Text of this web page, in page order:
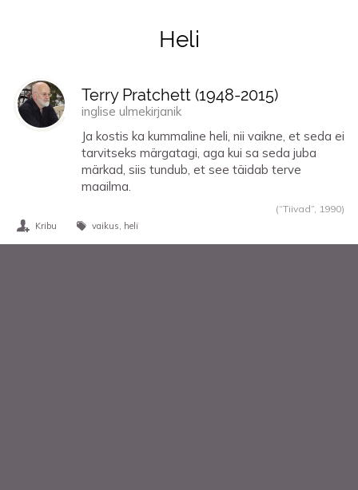
Tsitaadid teemalheli
Heli
Terry Pratchett (1948-2015)
inglise ulmekirjanik
Ja kostis ka kummaline heli, nii vaikne, et seda ei
tarvitseks märgatagi, aga kui sa seda juba
märkad, siis tundub, et see täidab terve
maailma.
(“Tiivad”, 1990)
Kribu vaikus heli